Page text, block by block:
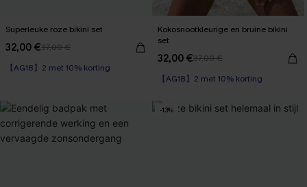
Superleuke roze bikini set
32,00 €37,00 €
【AG18】2 met 10% korting
Kokosnootkleurige en bruine bikini
set
32,00 €37,00 €
【AG18】2 met 10% korting
-13%